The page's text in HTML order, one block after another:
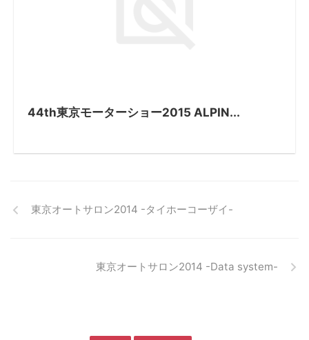
44th東京モーターショー2015 ALPIN...
東京オートサロン2014 -タイホーコーザイ-
東京オートサロン2014 -Data system-